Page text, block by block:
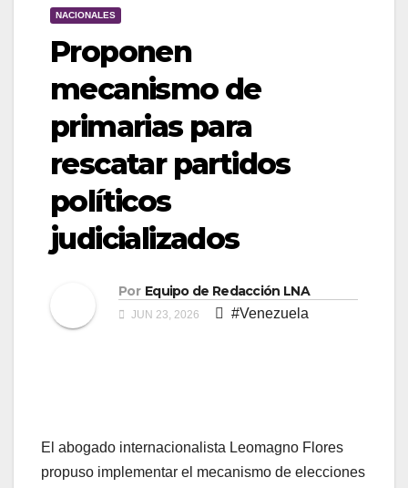
NACIONALES
Proponen
mecanismo de
primarias para
rescatar partidos
políticos
judicializados
Por Equipo de Redacción LNA
JUN 23, 2026 #Venezuela
El abogado internacionalista Leomagno Flores
propuso implementar el mecanismo de elecciones